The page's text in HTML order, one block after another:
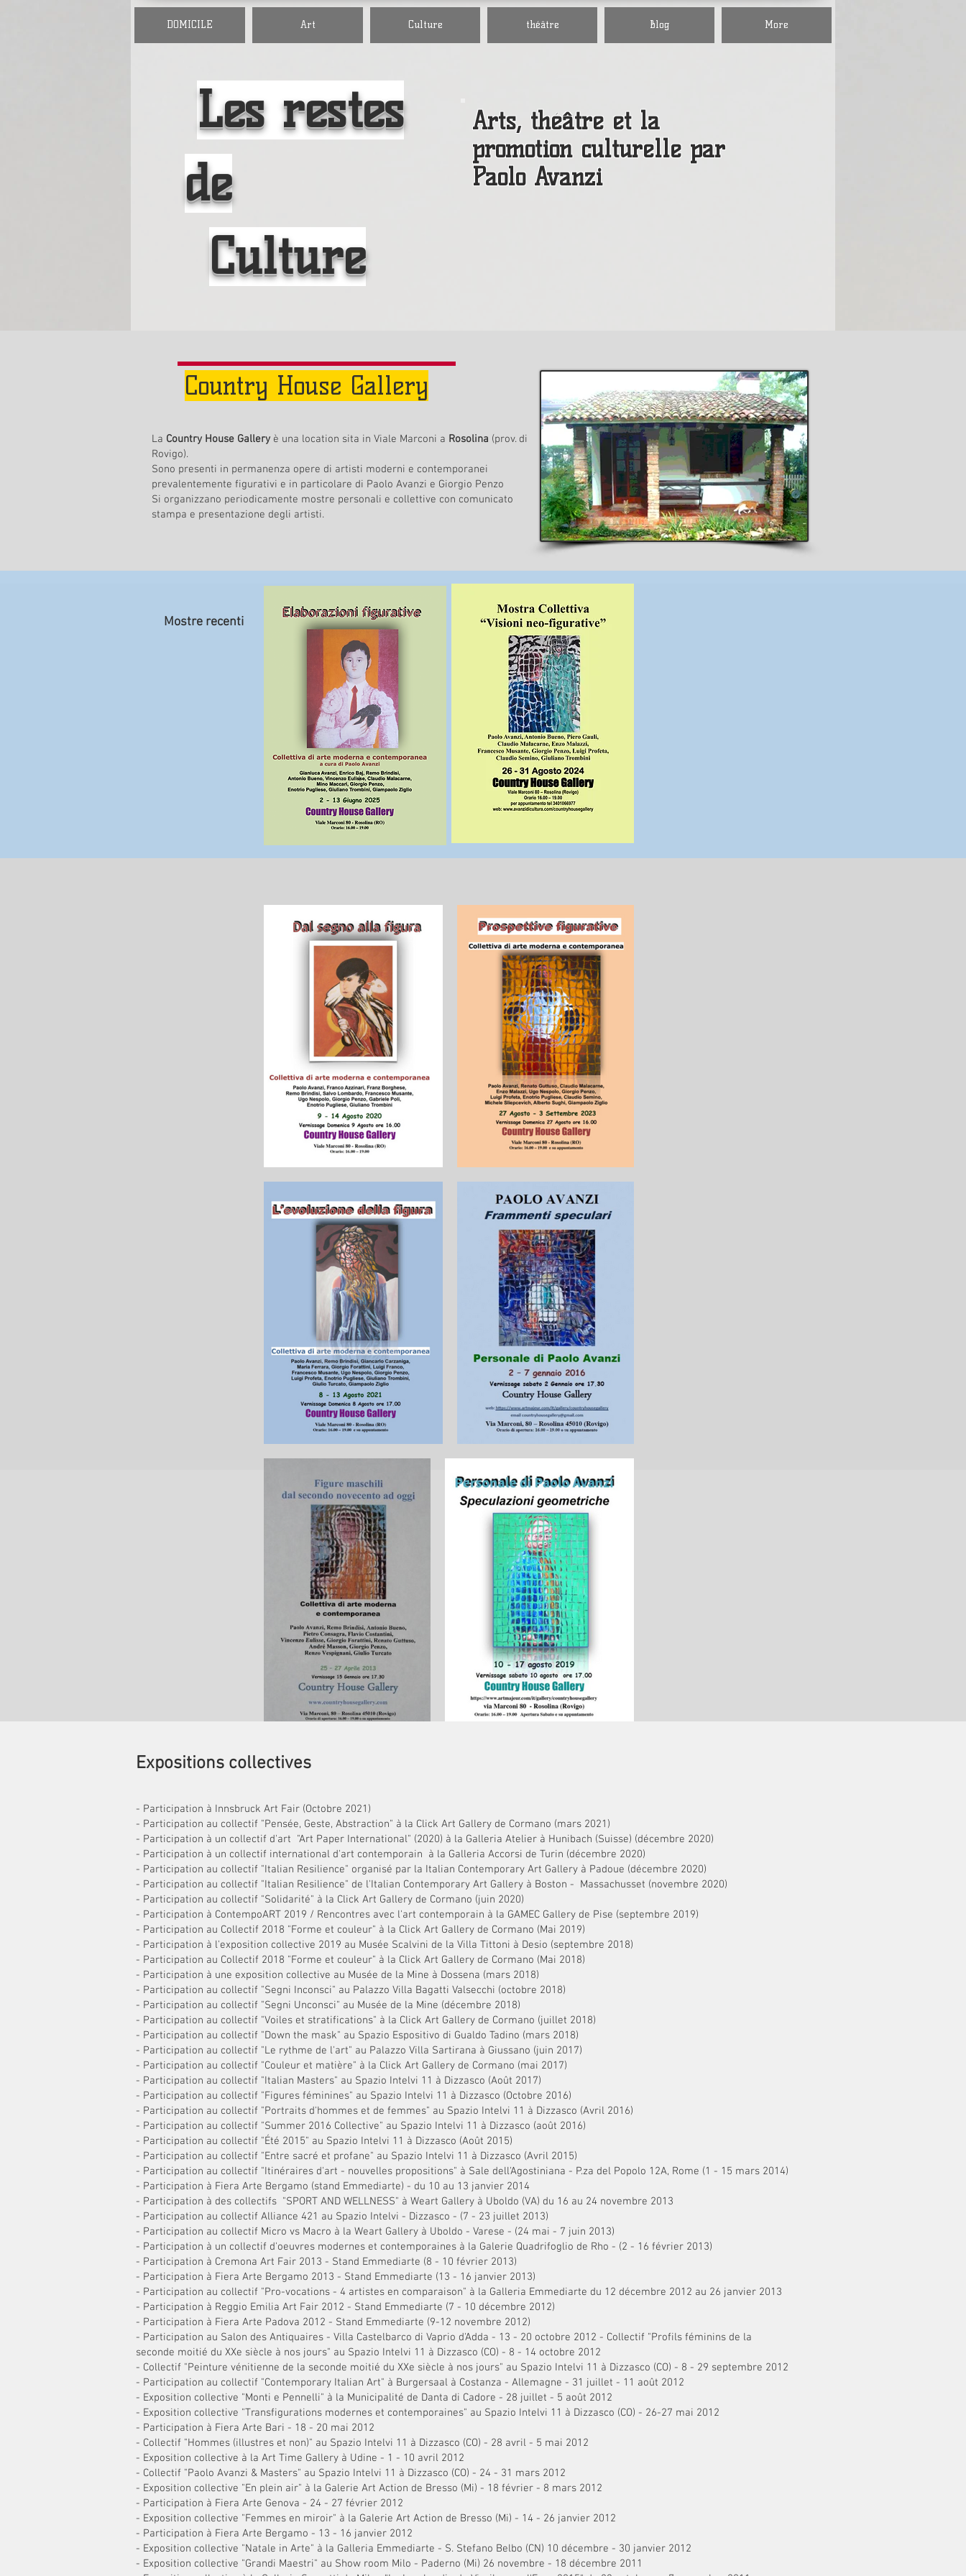
DOMICILE Art Culture théâtre Blog More
Les restes
de
Culture
Arts, théâtre et la
promotion culturelle par
Paolo Avanzi
Country House Gallery
La Country House Gallery è una location sita in Viale Marconi a Rosolina (prov. di
Rovigo).
Sono presenti in permanenza opere di artisti moderni e contemporanei
prevalentemente figurativi e in particolare di Paolo Avanzi e Giorgio Penzo
Si organizzano periodicamente mostre personali e collettive con comunicato
stampa e presentazione degli artisti.
Mostre recenti
Expositions collectives
- Participation à Innsbruck Art Fair (Octobre 2021)
- Participation au collectif "Pensée, Geste, Abstraction" à la Click Art Gallery de Cormano (mars 2021)
- Participation à un collectif d'art "Art Paper International" (2020) à la Galleria Atelier à Hunibach (Suisse) (décembre 2020)
- Participation à un collectif international d'art contemporain à la Galleria Accorsi de Turin (décembre 2020)
- Participation au collectif "Italian Resilience" organisé par la Italian Contemporary Art Gallery à Padoue (décembre 2020)
- Participation au collectif "Italian Resilience" de l'Italian Contemporary Art Gallery à Boston - Massachusset (novembre 2020)
- Participation au collectif "Solidarité" à la Click Art Gallery de Cormano (juin 2020)
- Participation à ContempoART 2019 / Rencontres avec l'art contemporain à la GAMEC Gallery de Pise (septembre 2019)
- Participation au Collectif 2018 "Forme et couleur" à la Click Art Gallery de Cormano (Mai 2019)
- Participation à l'exposition collective 2019 au Musée Scalvini de la Villa Tittoni à Desio (septembre 2018)
- Participation au Collectif 2018 "Forme et couleur" à la Click Art Gallery de Cormano (Mai 2018)
- Participation à une exposition collective au Musée de la Mine à Dossena (mars 2018)
- Participation au collectif "Segni Inconsci" au Palazzo Villa Bagatti Valsecchi (octobre 2018)
- Participation au collectif "Segni Unconsci" au Musée de la Mine (décembre 2018)
- Participation au collectif "Voiles et stratifications" à la Click Art Gallery de Cormano (juillet 2018)
- Participation au collectif "Down the mask" au Spazio Espositivo di Gualdo Tadino (mars 2018)
- Participation au collectif "Le rythme de l'art" au Palazzo Villa Sartirana à Giussano (juin 2017)
- Participation au collectif "Couleur et matière" à la Click Art Gallery de Cormano (mai 2017)
- Participation au collectif "Italian Masters" au Spazio Intelvi 11 à Dizzasco (Août 2017)
- Participation au collectif "Figures féminines" au Spazio Intelvi 11 à Dizzasco (Octobre 2016)
- Participation au collectif "Portraits d'hommes et de femmes" au Spazio Intelvi 11 à Dizzasco (Avril 2016)
- Participation au collectif "Summer 2016 Collective" au Spazio Intelvi 11 à Dizzasco (août 2016)
- Participation au collectif "Été 2015" au Spazio Intelvi 11 à Dizzasco (Août 2015)
- Participation au collectif "Entre sacré et profane" au Spazio Intelvi 11 à Dizzasco (Avril 2015)
- Participation au collectif "Itinéraires d'art - nouvelles propositions" à Sale dell'Agostiniana - P.za del Popolo 12A, Rome (1 - 15 mars 2014)
- Participation à Fiera Arte Bergamo (stand Emmediarte) - du 10 au 13 janvier 2014
- Participation à des collectifs "SPORT AND WELLNESS" à Weart Gallery à Uboldo (VA) du 16 au 24 novembre 2013
- Participation au collectif Alliance 421 au Spazio Intelvi - Dizzasco - (7 - 23 juillet 2013)
- Participation au collectif Micro vs Macro à la Weart Gallery à Uboldo - Varese - (24 mai - 7 juin 2013)
- Participation à un collectif d'oeuvres modernes et contemporaines à la Galerie Quadrifoglio de Rho - (2 - 16 février 2013)
- Participation à Cremona Art Fair 2013 - Stand Emmediarte (8 - 10 février 2013)
- Participation à Fiera Arte Bergamo 2013 - Stand Emmediarte (13 - 16 janvier 2013)
- Participation au collectif "Pro-vocations - 4 artistes en comparaison" à la Galleria Emmediarte du 12 décembre 2012 au 26 janvier 2013
- Participation à Reggio Emilia Art Fair 2012 - Stand Emmediarte (7 - 10 décembre 2012)
- Participation à Fiera Arte Padova 2012 - Stand Emmediarte (9-12 novembre 2012)
- Participation au Salon des Antiquaires - Villa Castelbarco di Vaprio d'Adda - 13 - 20 octobre 2012 - Collectif "Profils féminins de la
seconde moitié du XXe siècle à nos jours" au Spazio Intelvi 11 à Dizzasco (CO) - 8 - 14 octobre 2012
- Collectif "Peinture vénitienne de la seconde moitié du XXe siècle à nos jours" au Spazio Intelvi 11 à Dizzasco (CO) - 8 - 29 septembre 2012
- Participation au collectif "Contemporary Italian Art" à Burgersaal à Costanza - Allemagne - 31 juillet - 11 août 2012
- Exposition collective "Monti e Pennelli" à la Municipalité de Danta di Cadore - 28 juillet - 5 août 2012
- Exposition collective "Transfigurations modernes et contemporaines" au Spazio Intelvi 11 à Dizzasco (CO) - 26-27 mai 2012
- Participation à Fiera Arte Bari - 18 - 20 mai 2012
- Collectif "Hommes (illustres et non)" au Spazio Intelvi 11 à Dizzasco (CO) - 28 avril - 5 mai 2012
- Exposition collective à la Art Time Gallery à Udine - 1 - 10 avril 2012
- Collectif "Paolo Avanzi & Masters" au Spazio Intelvi 11 à Dizzasco (CO) - 24 - 31 mars 2012
- Exposition collective "En plein air" à la Galerie Art Action de Bresso (Mi) - 18 février - 8 mars 2012
- Participation à Fiera Arte Genova - 24 - 27 février 2012
- Exposition collective "Femmes en miroir" à la Galerie Art Action de Bresso (Mi) - 14 - 26 janvier 2012
- Participation à Fiera Arte Bergamo - 13 - 16 janvier 2012
- Exposition collective "Natale in Arte" à la Galleria Emmediarte - S. Stefano Belbo (CN) 10 décembre - 30 janvier 2012
- Exposition collective "Grandi Maestri" au Show room Milo - Paderno (Mi) 26 novembre - 18 décembre 2011